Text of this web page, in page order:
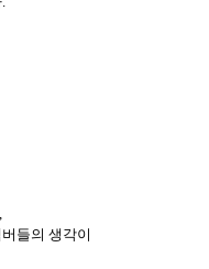
들의 생각이